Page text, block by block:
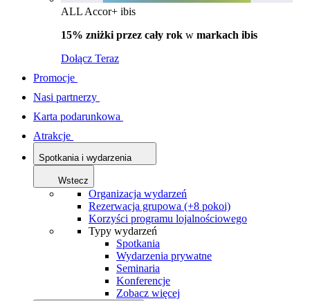
ALL Accor+ ibis
15% zniżki przez cały rok w markach ibis
Dołącz Teraz
Promocje
Nasi partnerzy
Karta podarunkowa
Atrakcje
Spotkania i wydarzenia
Wstecz
Organizacja wydarzeń
Rezerwacja grupowa (+8 pokoi)
Korzyści programu lojalnościowego
Typy wydarzeń
Spotkania
Wydarzenia prywatne
Seminaria
Konferencje
Zobacz więcej